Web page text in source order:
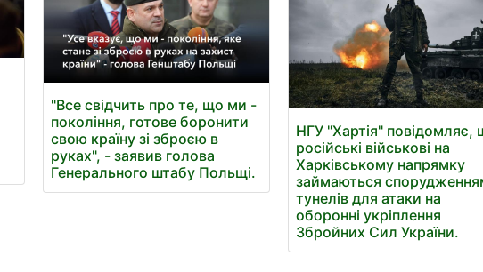
"Все свідчить про те, що ми -
покоління, готове боронити
свою країну зі зброєю в
руках", - заявив голова
Генерального штабу Польщі.
НГУ "Хартія" повідомляє,
російські військові на
Харківському напрямку
займаються
тунелів для атаки на
оборонні укріплення
Збройних Сил України.